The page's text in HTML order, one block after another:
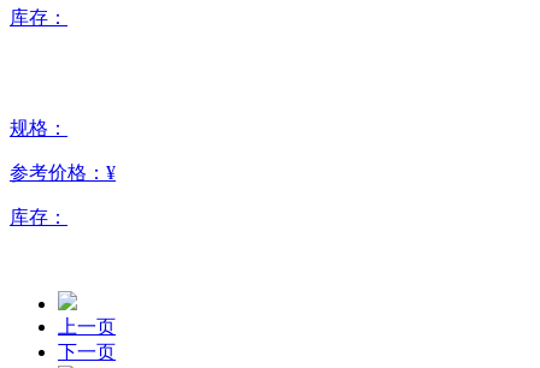
库存：
规格：
参考价格： ¥
库存：
上一页
下一页